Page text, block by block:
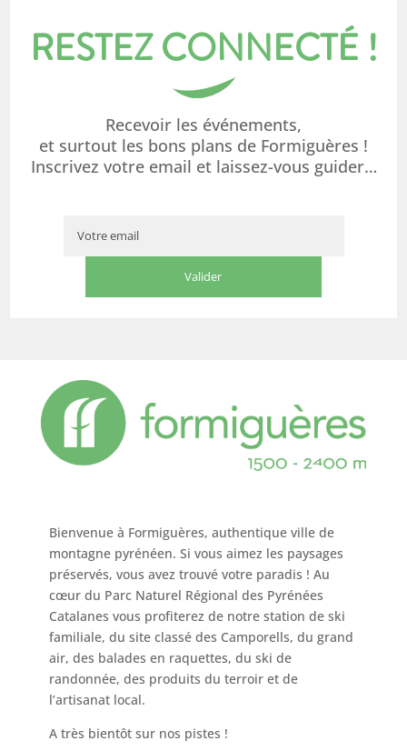
RESTEZ CONNECTÉ !
Recevoir les événements,
et surtout les bons plans de Formiguères !
Inscrivez votre email et laissez-vous guider…
Bienvenue à Formiguères, authentique ville de
montagne pyrénéen. Si vous aimez les paysages
préservés, vous avez trouvé votre paradis ! Au
cœur du Parc Naturel Régional des Pyrénées
Catalanes vous profiterez de notre station de ski
familiale, du site classé des Camporells, du grand
air, des balades en raquettes, du ski de
randonnée, des produits du terroir et de
l’artisanat local.
A très bientôt sur nos pistes !